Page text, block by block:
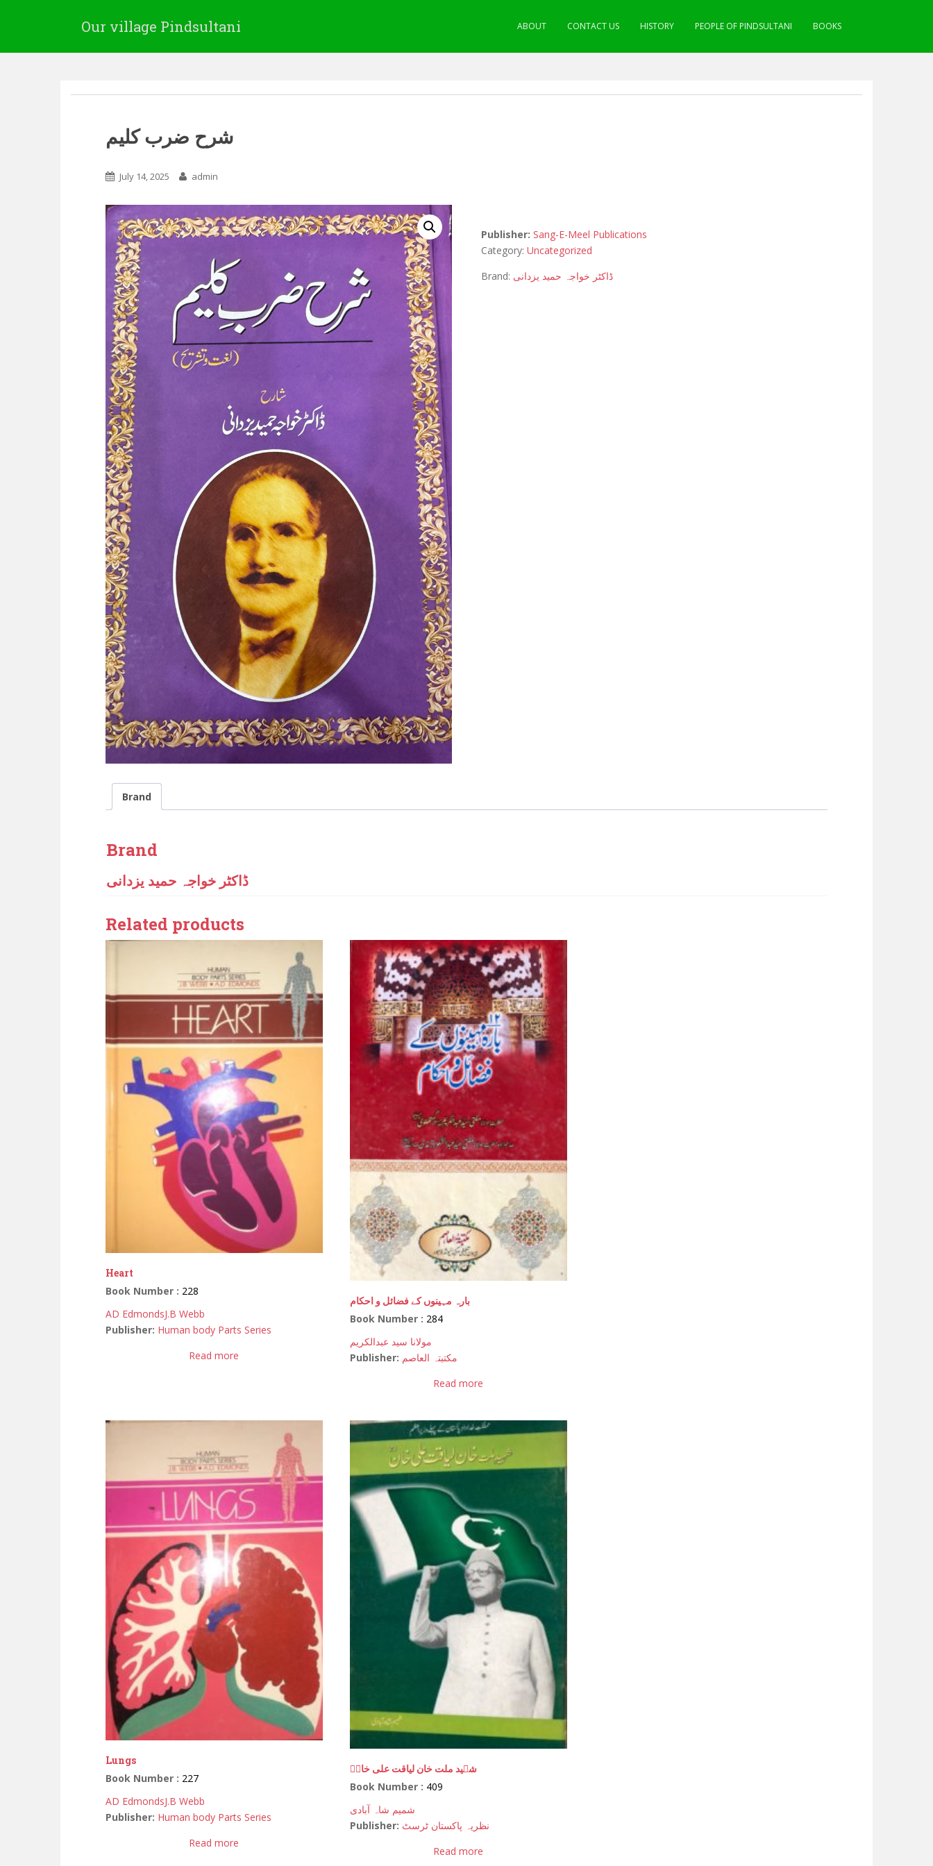
Our village Pindsultani ABOUT CONTACT US HISTORY PEOPLE OF PINDSULTANI BOOKS
شرح ضرب کلیم
July 14, 2025 admin
Publisher: Sang-E-Meel Publications
Category: Uncategorized
Brand: ڈاکٹر خواجہ حمید یزدانی
Brand
Brand
ڈاکٹر خواجہ حمید یزدانی
Related products
Heart
Book Number : 228
AD EdmondsJ.B Webb
Publisher: Human body Parts Series
Read more
بارہ مہینوں کے فضائل و احکام
Book Number : 284
مولانا سید عبدالکریم
Publisher: مکتبتہ العاصم
Read more
Lungs
Book Number : 227
AD EdmondsJ.B Webb
Publisher: Human body Parts Series
Read more
شہید ملت خان لیاقت علی خانؒ
Book Number : 409
شمیم شاہ آبادی
Publisher: نظریہ پاکستان ٹرسٹ
Read more